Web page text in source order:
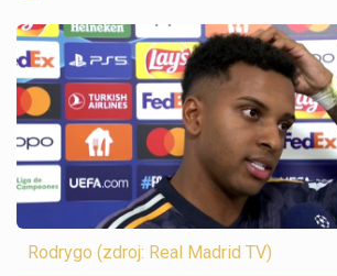
Rodrygo (zdroj: Real Madrid TV)